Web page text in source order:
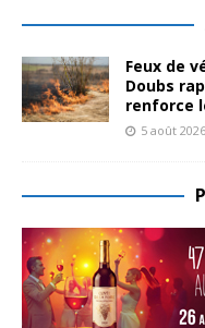
Feux de
Doubs
renforce
5 août 2026